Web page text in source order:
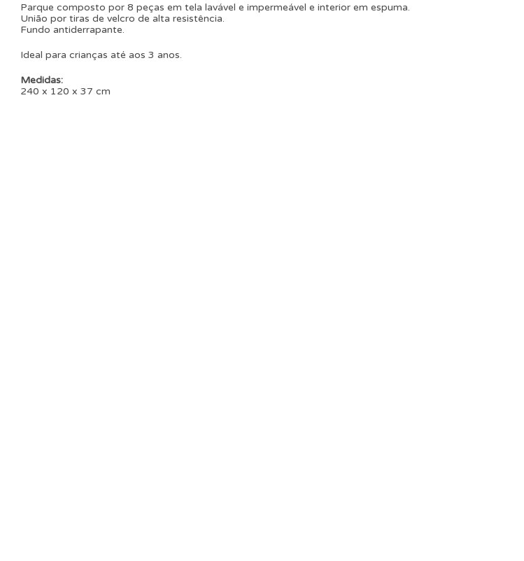
Parque composto por 8 peças em tela lavável e impermeável e interior em espuma.
União por tiras de velcro de alta resistência.
Fundo antiderrapante.
Ideal para crianças até aos 3 anos.
Medidas:
240 x 120 x 37 cm